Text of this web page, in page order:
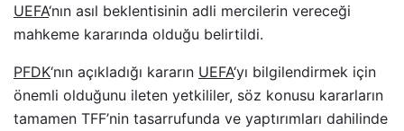
UEFA‘nın asıl beklentisinin adli mercilerin vereceği
mahkeme kararında olduğu belirtildi.
PFDK‘nın açıkladığı kararın UEFA‘yı bilgilendirmek için
önemli olduğunu ileten yetkililer, söz konusu kararların
tamamen TFF’nin tasarrufunda ve yaptırımları dahilinde